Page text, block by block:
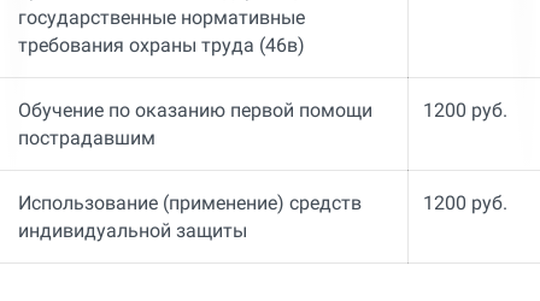
государственные нормативные
требования охраны труда (46в)
Обучение по оказанию первой помощи
пострадавшим
1200 руб.
Использование (применение) средств
индивидуальной защиты
1200 руб.